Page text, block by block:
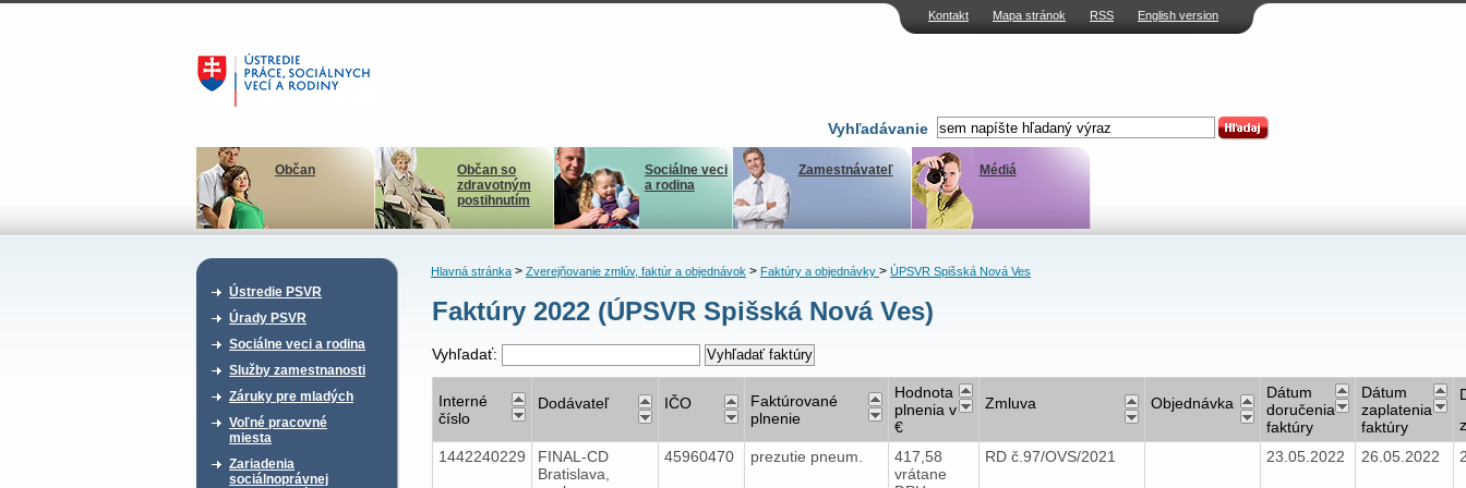
Kontakt Mapa stránok RSS English version
Vyhľadávanie
Občan
Občan so
zdravotným
postihnutím
Sociálne veci
a rodina
Zamestnávateľ Médiá
Ústredie PSVR
Úrady PSVR
Sociálne veci a rodina
Služby zamestnanosti
Záruky pre mladých
Voľné pracovné
miesta
Zariadenia
sociálnoprávnej
Hlavná stránka> Zverejňovanie zmlúv, faktúr a objednávok> Faktúry a objednávky > ÚPSVR Spišská Nová Ves
Faktúry 2022 (ÚPSVR Spišská Nová Ves)
Vyhľadať:
Interné
číslo
Dodávateľ IČO
Faktúrované
plnenie
Hodnota
plnenia v
€
Zmluva Objednávka
Dátum
doručenia
faktúry
Dátum
zaplatenia
faktúry
1442240229
FINAL-CD
Bratislava,
45960470 prezutie pneum.
417,58
vrátane
RD č.97/OVS/2021 23.05.2022 26.05.2022